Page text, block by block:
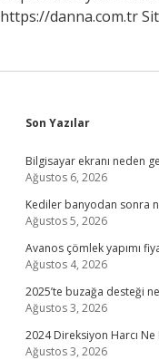
https://danna.com.tr
Sidebar
Son Yazılar
Bilgisayar ekranı neden
Ağustos 6, 2026
Kediler banyodan sonra
Ağustos 5, 2026
Avanos çömlek yapımı
Ağustos 4, 2026
2025’te buzağa desteği
Ağustos 3, 2026
2024 Direksiyon Harcı Ne
Ağustos 3, 2026